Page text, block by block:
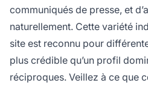
communiqués de presse, et
naturellement. Cette variété
site est reconnu pour
plus crédible qu’un profil
réciproques. Veillez à ce que